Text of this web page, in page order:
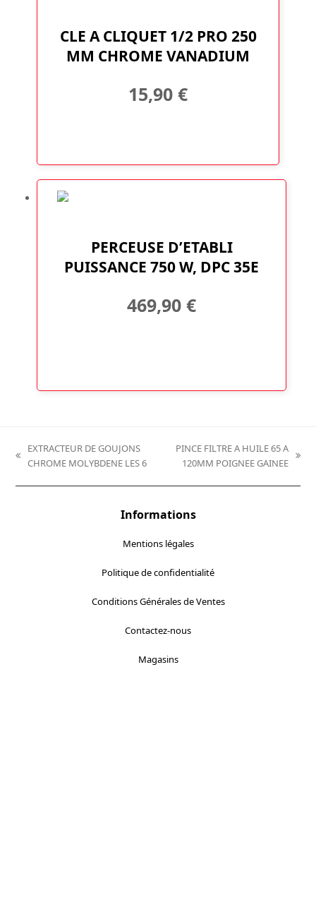
CLE A CLIQUET 1/2 PRO 250
MM CHROME VANADIUM
15,90 €
PERCEUSE D’ETABLI
PUISSANCE 750 W, DPC 35E
469,90 €
previous
EXTRACTEUR DE GOUJONS
CHROME MOLYBDENE LES 6
next
PINCE FILTRE A HUILE 65 A
120MM POIGNEE GAINEE
Informations
Mentions légales
Politique de confidentialité
Conditions Générales de Ventes
Contactez-nous
Magasins